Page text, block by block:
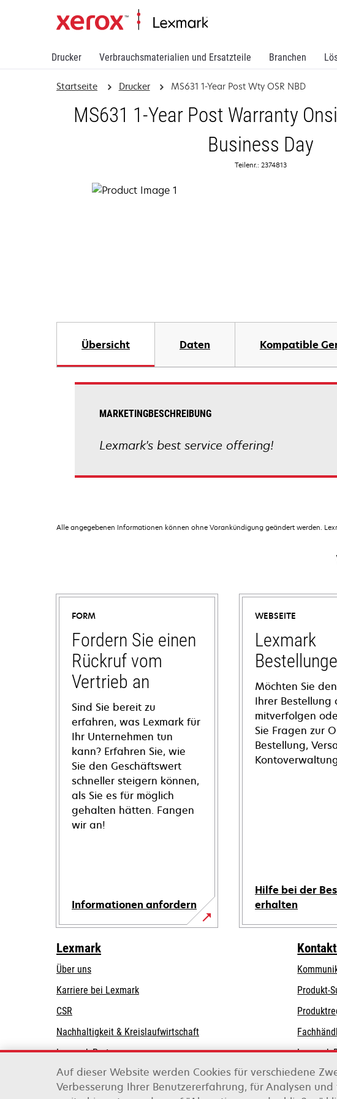
Drucker Verbrauchsmaterialien und Ersatzteile Branchen
Startseite Drucker MS631 1-Year Post Wty OSR NBD
MS631 1-Year Post Warranty
Business Day
Teilenr.: 2374813
Übersicht Daten Kompatible
MARKETINGBESCHREIBUNG
Lexmark's best service offering!
Alle angegebenen Informationen können ohne Vorankündigung geändert werden.
FORM
Fordern Sie einen
Rückruf vom
Vertrieb an
Sind Sie bereit zu
erfahren, was Lexmark für
Ihr Unternehmen tun
kann? Erfahren Sie, wie
Sie den Geschäftswert
schneller steigern können,
als Sie es für möglich
gehalten hätten. Fangen
wir an!
Informationen anfordern
WEBSEITE
Lexmark
Möchten Sie
Ihrer Bestellung
mitverfolgen
Sie Fragen zur
Bestellung,
Hilfe bei der
erhalten
Lexmark
Über uns
Karriere bei Lexmark
CSR
Nachhaltigkeit & Kreislaufwirtschaft
Lexmark-Partner
wird
in
einer
neuen
Produkt-
Lexmark
Lexmark
Auf dieser Website werden Cookies für verschiedene
Verbesserung Ihrer Benutzererfahrung, für Analysen